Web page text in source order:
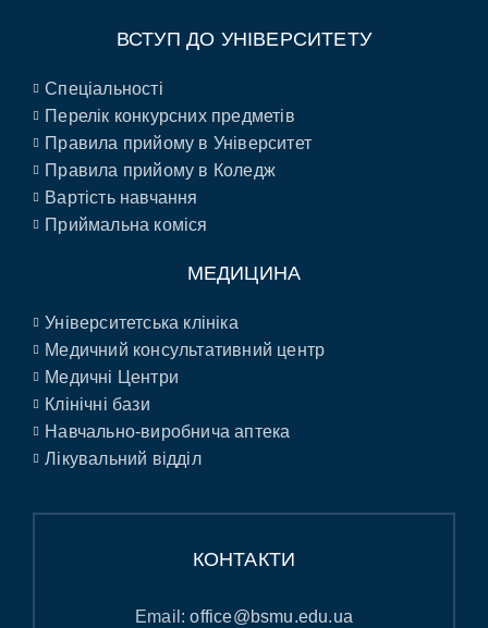
ВСТУП ДО УНІВЕРСИТЕТУ
Спеціальності
Перелік конкурсних предметів
Правила прийому в Університет
Правила прийому в Коледж
Вартість навчання
Приймальна коміся
МЕДИЦИНА
Університетська клініка
Медичний консультативний центр
Медичні Центри
Клінічні бази
Навчально-виробнича аптека
Лікувальний відділ
КОНТАКТИ
Email:office@bsmu.edu.ua